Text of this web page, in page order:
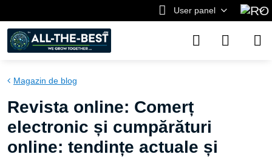
User panel
Magazin de blog
Revista online: Comerț
electronic și cumpărături
online: tendințe actuale și